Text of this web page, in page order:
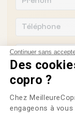
Continuer sans
Des
copro ?
Chez
engageons à
Souhaitez-